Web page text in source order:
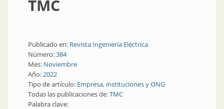
TMC
Publicado en: Revista Ingeniería Eléctrica
Número:384
Mes: Noviembre
Año:2022
Tipo de artículo: Empresa, instituciones y ONG
Todas las publicaciones de:TMC
Palabra clave: